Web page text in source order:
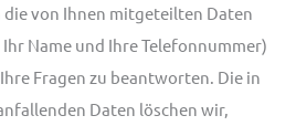
von Ihnen mitgeteilten Daten
Name und Ihre Telefonnummer)
Fragen zu beantworten. Die in
Daten löschen wir,